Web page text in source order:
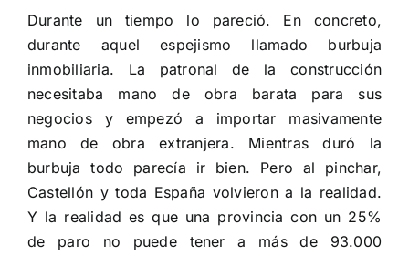
Durante un tiempo lo pareció. En concreto,
durante aquel espejismo llamado burbuja
inmobiliaria. La patronal de la construcción
necesitaba mano de obra barata para sus
negocios y empezó a importar masivamente
mano de obra extranjera. Mientras duró la
burbuja todo parecía ir bien. Pero al pinchar,
Castellón y toda España volvieron a la realidad.
Y la realidad es que una provincia con un 25%
de paro no puede tener a más de 93.000